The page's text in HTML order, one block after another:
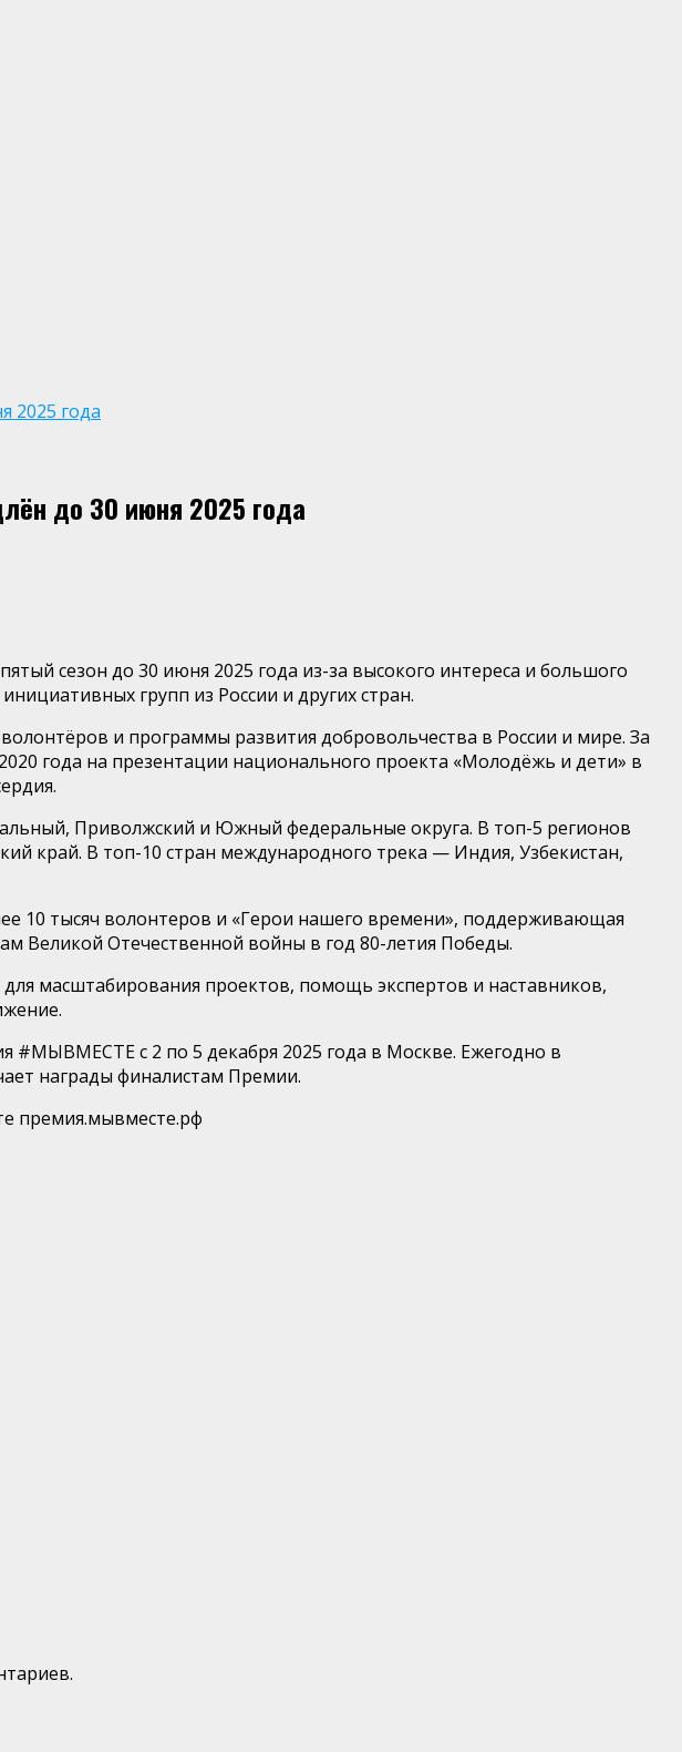
2025 года
до 30 июня 2025 года
сезон до 30 июня 2025 года из-за высокого интереса и большого
групп из России и других стран.
и программы развития добровольчества в России и мире. За
года на презентации национального проекта «Молодёжь и дети» в
Приволжский и Южный федеральные округа. В топ-5 регионов
край. В топ-10 стран международного трека — Индия, Узбекистан,
10 тысяч волонтеров и «Герои нашего времени», поддерживающая
Великой Отечественной войны в год 80-летия Победы.
масштабирования проектов, помощь экспертов и наставников,
#МЫВМЕСТЕ с 2 по 5 декабря 2025 года в Москве. Ежегодно в
награды финалистам Премии.
премия.мывместе.рф